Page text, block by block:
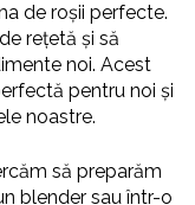
de roșii perfecte.
rețetă și să
noi. Acest
pentru noi și
noastre.
să preparăm
blender sau într-o